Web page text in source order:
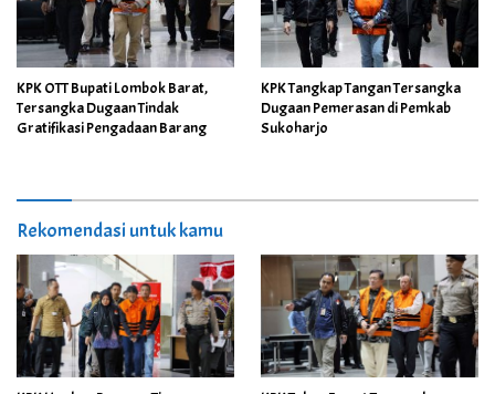
KPK OTT Bupati Lombok Barat,
Tersangka Dugaan Tindak
Gratifikasi Pengadaan Barang
KPK Tangkap Tangan Tersangka
Dugaan Pemerasan di Pemkab
Sukoharjo
Rekomendasi untuk kamu